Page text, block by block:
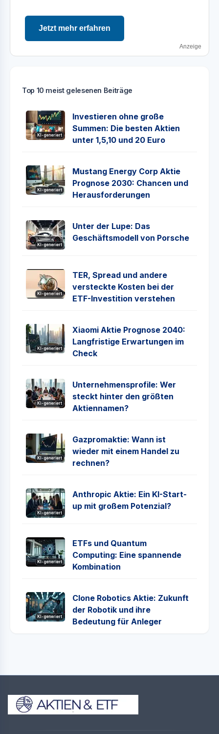
Jetzt mehr erfahren
Anzeige
Top 10 meist gelesenen Beiträge
KI-generiert
Investieren ohne große
Summen: Die besten Aktien
unter 1,5,10 und 20 Euro
KI-generiert
Mustang Energy Corp Aktie
Prognose 2030: Chancen und
Herausforderungen
KI-generiert
Unter der Lupe: Das
Geschäftsmodell von Porsche
KI-generiert
TER, Spread und andere
versteckte Kosten bei der
ETF-Investition verstehen
KI-generiert
Xiaomi Aktie Prognose 2040:
Langfristige Erwartungen im
Check
KI-generiert
Unternehmensprofile: Wer
steckt hinter den größten
Aktiennamen?
KI-generiert
Gazpromaktie: Wann ist
wieder mit einem Handel zu
rechnen?
KI-generiert
Anthropic Aktie: Ein KI-Start-
up mit großem Potenzial?
KI-generiert
ETFs und Quantum
Computing: Eine spannende
Kombination
KI-generiert
Clone Robotics Aktie: Zukunft
der Robotik und ihre
Bedeutung für Anleger